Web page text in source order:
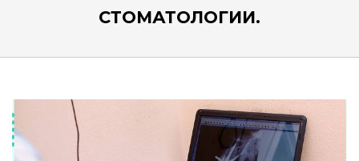
стоматологии.